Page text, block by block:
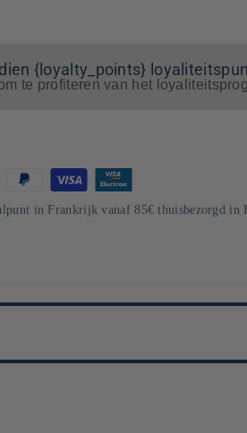
{loyalty_points}
om te profiteren van het
in Frankrijk vanaf 85€ thuisbezorgd in